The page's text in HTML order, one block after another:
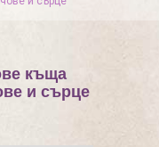
къща
и сърце